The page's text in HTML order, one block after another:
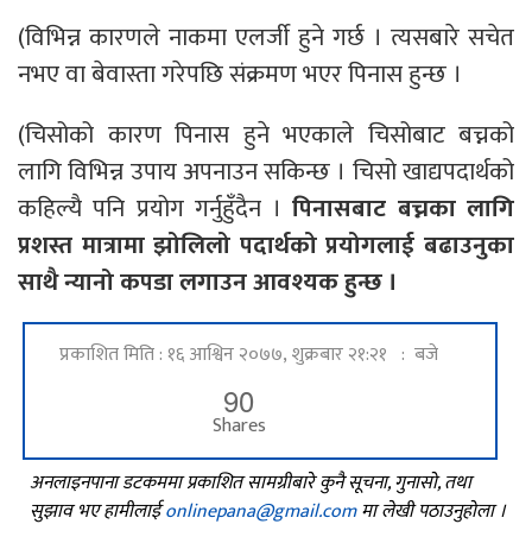
(विभिन्न कारणले नाकमा एलर्जी हुने गर्छ । त्यसबारे सचेत
नभए वा बेवास्ता गरेपछि संक्रमण भएर पिनास हुन्छ ।
(चिसोको कारण पिनास हुने भएकाले चिसोबाट बच्नको
लागि विभिन्न उपाय अपनाउन सकिन्छ । चिसो खाद्यपदार्थको
कहिल्यै पनि प्रयोग गर्नुहुँदैन ।पिनासबाट बच्नका लागि
प्रशस्त मात्रामा झोलिलो पदार्थको प्रयोगलाई बढाउनुका
साथै न्यानो कपडा लगाउन आवश्यक हुन्छ ।
प्रकाशित मिति : १६ आश्विन २०७७, शुक्रबार २१:२१ : बजे
90
Shares
अनलाइनपाना डटकममा प्रकाशित सामग्रीबारे कुनै सूचना, गुनासो, तथा
सुझाव भए हामीलाईonlinepana@gmail.comमा लेखी पठाउनुहोला ।